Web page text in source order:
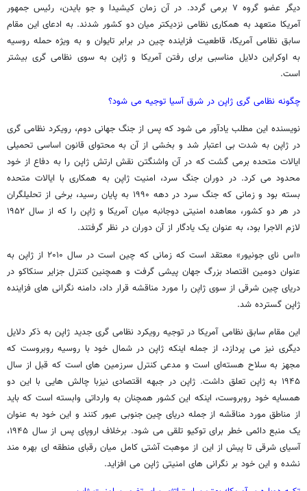
دیگر عضو گروه ۷ برمی گردد. در آن زمان کیشیدا و جو بایدن، رئیس جمهور
آمریکا متعهد به همکاری نظامی نزدیکتر میان دو کشور شدند. به ادعای این مقام
سابق نظامی آمریکا، قاطعیت فزاینده چین در برابر تایوان و به ویژه حمله روسیه
به اوکراین دلایل مناسبی برای رفتن آمریکا و ژاپن به سوی نظامی گری بیشتر
است.
چگونه نظامی گری ژاپن در شرق آسیا توجیه می شود؟
نویسنده این مطلب یادآور می شود که پس از جنگ جهانی دوم، رویکرد نظامی گری
در ژاپن به شدت بی اعتبار شد و بخشی از آن به محتوای قانون اساسی تحمیلی
ایالات متحده برمی گشت که در آن واشنگتن نقش ارتش ژاپن را به دفاع از خود
محدود می کرد. در دوران جنگ سرد، امنیت ژاپن به همکاری با ایالات متحده
بسته بود و زمانی که جنگ سرد در دهه ۱۹۹۰ به پایان رسید، برخی از تحلیلگران
در هر دو کشور، معاهده امنیتی دوجانبه میان آمریکا و ژاپن را که از سال ۱۹۵۲
لازم الاجرا بود، به عنوان یک یادگار از آن دوران در نظر گرفتند.
«اس نای جونیور» معتقد است که زمانی که چین است در سال ۲۰۱۰ از ژاپن به
عنوان دومین اقتصاد بزرگ جهان پیشی گرفت و همچنین کنترل جزایر سنکاکو در
دریای چین شرقی از سوی ژاپن را مورد مناقشه قرار داد، دامنه نگرانی های فزاینده
ژاپن گسترده شد.
این مقام سابق نظامی آمریکا در توجیه رویکرد نظامی گری جدید ژاپن به ذکر دلایل
دیگری نیز می پردازد، از جمله اینکه ژاپن در شمال خود با روسیه روبروست که
مجهز به سلاح هسته‌ای است و مدعی کنترل سرزمین های است که قبل از سال
۱۹۴۵ به ژاپن تعلق داشت. ژاپن در جبهه اقتصادی نیزبا چالش هایی با این دو
همسایه خود روبروست، اینکه این کشور همچنان به وارداتی وابسته است که باید
از مناطق مورد مناقشه از جمله دریای چین جنوبی عبور کنند و این خود به عنوان
یک منبع دائمی خطر برای توکیو تلقی می شود. برخلاف اروپای پس از سال ۱۹۴۵،
آسیای شرقی تا پیش از این از موهبت آشتی کامل میان رقبای منطقه ای بهره مند
نشده و این خود بر نگرانی های امنیتی ژاپن می افزاید.